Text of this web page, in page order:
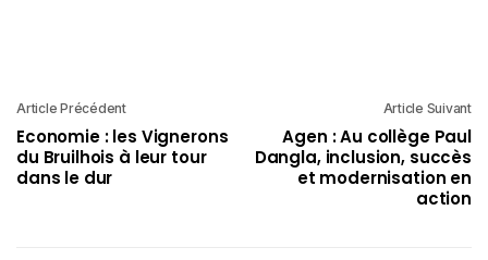
Article Précédent
Economie : les Vignerons
du Bruilhois à leur tour
dans le dur
Article Suivant
Agen : Au collège Paul
Dangla, inclusion, succès
et modernisation en
action